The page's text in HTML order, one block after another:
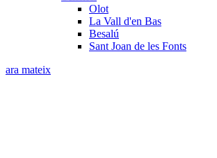
Olot
La Vall d'en Bas
Besalú
Sant Joan de les Fonts
ara mateix